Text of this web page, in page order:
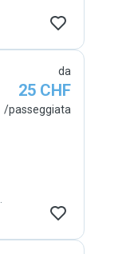
da
25 CHF
/passeggiata